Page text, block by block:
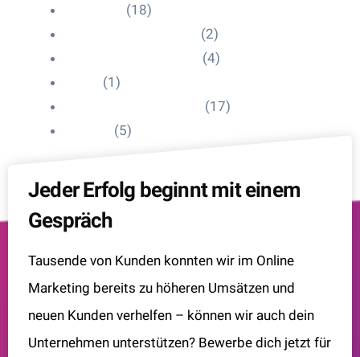
(18)
(2)
(4)
(1)
(17)
(5)
Jeder Erfolg beginnt mit einem
Gespräch
Tausende von Kunden konnten wir im Online
Marketing bereits zu höheren Umsätzen und
neuen Kunden verhelfen – können wir auch dein
Unternehmen unterstützen? Bewerbe dich jetzt für